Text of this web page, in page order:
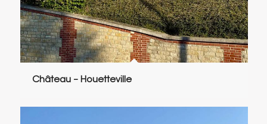
Château – Houetteville